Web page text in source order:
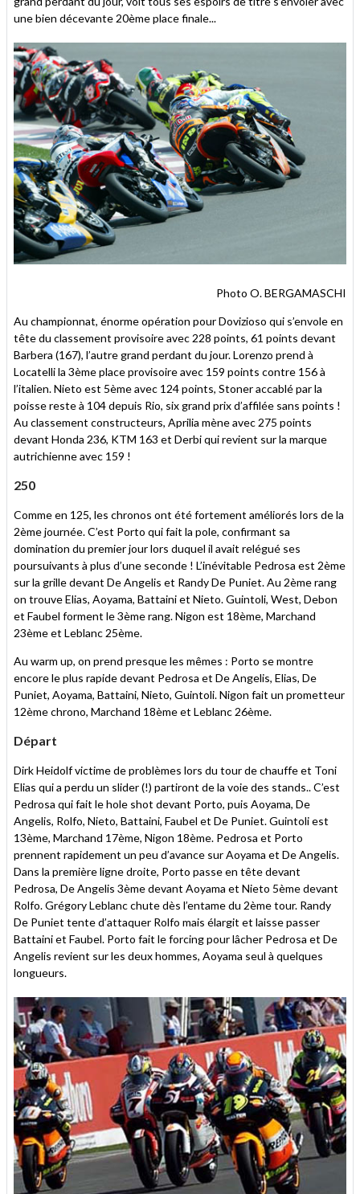
une bien décevante 20ème place finale...
Photo O. BERGAMASCHI
Au championnat, énorme opération pour Dovizioso qui s’envole en
tête du classement provisoire avec 228 points, 61 points devant
Barbera (167), l’autre grand perdant du jour. Lorenzo prend à
Locatelli la 3ème place provisoire avec 159 points contre 156 à
l’italien. Nieto est 5ème avec 124 points, Stoner accablé par la
poisse reste à 104 depuis Rio, six grand prix d’affilée sans points !
Au classement constructeurs, Aprilia mène avec 275 points
devant Honda 236, KTM 163 et Derbi qui revient sur la marque
autrichienne avec 159 !
250
Comme en 125, les chronos ont été fortement améliorés lors de la
2ème journée. C’est Porto qui fait la pole, confirmant sa
domination du premier jour lors duquel il avait relégué ses
poursuivants à plus d’une seconde ! L’inévitable Pedrosa est 2ème
sur la grille devant De Angelis et Randy De Puniet. Au 2ème rang
on trouve Elias, Aoyama, Battaini et Nieto. Guintoli, West, Debon
et Faubel forment le 3ème rang. Nigon est 18ème, Marchand
23ème et Leblanc 25ème.
Au warm up, on prend presque les mêmes : Porto se montre
encore le plus rapide devant Pedrosa et De Angelis, Elias, De
Puniet, Aoyama, Battaini, Nieto, Guintoli. Nigon fait un prometteur
12ème chrono, Marchand 18ème et Leblanc 26ème.
Départ
Dirk Heidolf victime de problèmes lors du tour de chauffe et Toni
Elias qui a perdu un slider (!) partiront de la voie des stands.. C’est
Pedrosa qui fait le hole shot devant Porto, puis Aoyama, De
Angelis, Rolfo, Nieto, Battaini, Faubel et De Puniet. Guintoli est
13ème, Marchand 17ème, Nigon 18ème. Pedrosa et Porto
prennent rapidement un peu d’avance sur Aoyama et De Angelis.
Dans la première ligne droite, Porto passe en tête devant
Pedrosa, De Angelis 3ème devant Aoyama et Nieto 5ème devant
Rolfo. Grégory Leblanc chute dès l’entame du 2ème tour. Randy
De Puniet tente d’attaquer Rolfo mais élargit et laisse passer
Battaini et Faubel. Porto fait le forcing pour lâcher Pedrosa et De
Angelis revient sur les deux hommes, Aoyama seul à quelques
longueurs.